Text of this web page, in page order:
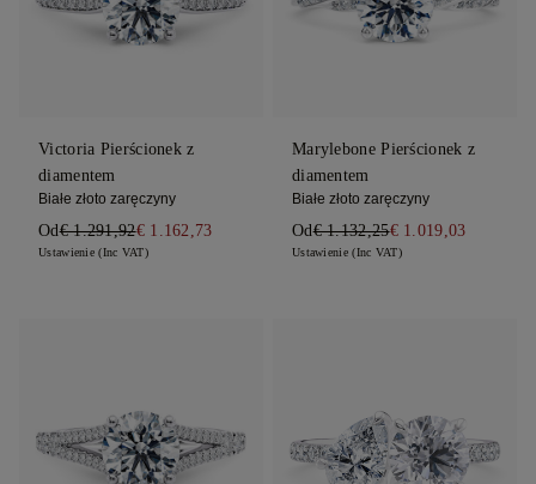
Victoria Pierścionek z
diamentem
Białe złoto zaręczyny
Od€ 1.291,92€ 1.162,73
Ustawienie (Inc VAT)
Marylebone Pierścionek z
diamentem
Białe złoto zaręczyny
Od€ 1.132,25€ 1.019,03
Ustawienie (Inc VAT)